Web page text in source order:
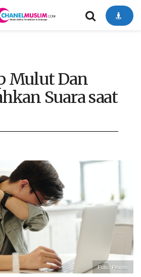
Mulut Dan
Suara saat
Foto: Pexels